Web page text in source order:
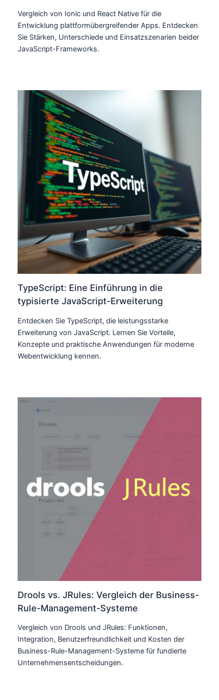
Vergleich von Ionic und React Native für die
Entwicklung plattformübergreifender Apps. Entdecken
Sie Stärken, Unterschiede und Einsatzszenarien beider
JavaScript-Frameworks.
TypeScript: Eine Einführung in die
typisierte JavaScript-Erweiterung
Entdecken Sie TypeScript, die leistungsstarke
Erweiterung von JavaScript. Lernen Sie Vorteile,
Konzepte und praktische Anwendungen für moderne
Webentwicklung kennen.
Drools vs. JRules: Vergleich der Business-
Rule-Management-Systeme
Vergleich von Drools und JRules: Funktionen,
Integration, Benutzerfreundlichkeit und Kosten der
Business-Rule-Management-Systeme für fundierte
Unternehmensentscheidungen.